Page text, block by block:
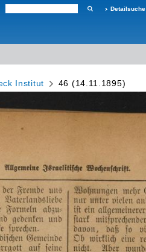
Detailsuche
Institut 46 (14.11.1895)